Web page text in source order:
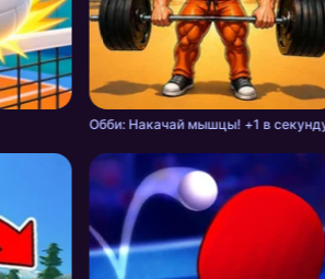
Обби: Накачай мышцы! +1 в